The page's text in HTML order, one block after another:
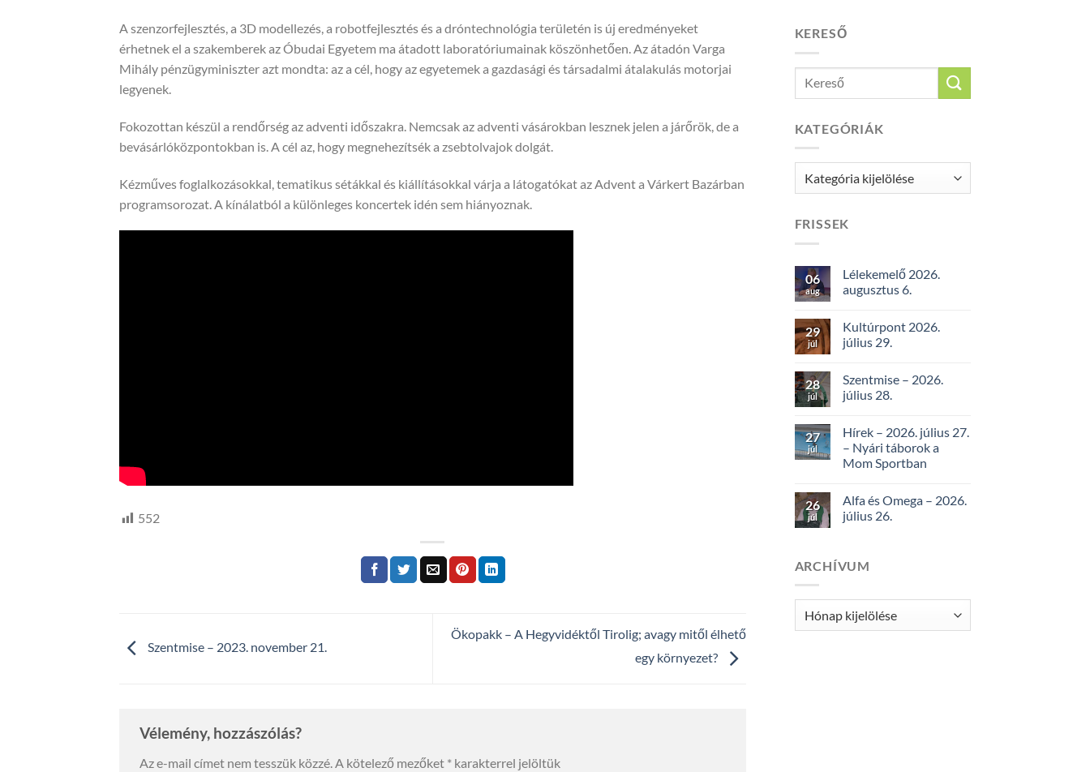
A szenzorfejlesztés, a 3D modellezés, a robotfejlesztés és a dróntechnológia területén is új eredményeket
érhetnek el a szakemberek az Óbudai Egyetem ma átadott laboratóriumainak köszönhetően. Az átadón Varga
Mihály pénzügyminiszter azt mondta: az a cél, hogy az egyetemek a gazdasági és társadalmi átalakulás motorjai
legyenek.
Fokozottan készül a rendőrség az adventi időszakra. Nemcsak az adventi vásárokban lesznek jelen a járőrök, de a
bevásárlóközpontokban is. A cél az, hogy megnehezítsék a zsebtolvajok dolgát.
Kézműves foglalkozásokkal, tematikus sétákkal és kiállításokkal várja a látogatókat az Advent a Várkert Bazárban
programsorozat. A kínálatból a különleges koncertek idén sem hiányoznak.
552
Szentmise – 2023. november 21.
Ökopakk – A Hegyvidéktől Tirolig; avagy mitől élhető
egy környezet?
Vélemény, hozzászólás?
Az e-mail címet nem tesszük közzé.A kötelező mezőket * karakterrel jelöltük
KERESŐ
KATEGÓRIÁK
Kategóriák
FRISSEK
06
aug
Lélekemelő 2026.
augusztus 6.
29
júl
Kultúrpont 2026.
július 29.
28
júl
Szentmise – 2026.
július 28.
27
júl
Hírek – 2026. július 27.
– Nyári táborok a
Mom Sportban
26
júl
Alfa és Omega – 2026.
július 26.
ARCHÍVUM
Archívum